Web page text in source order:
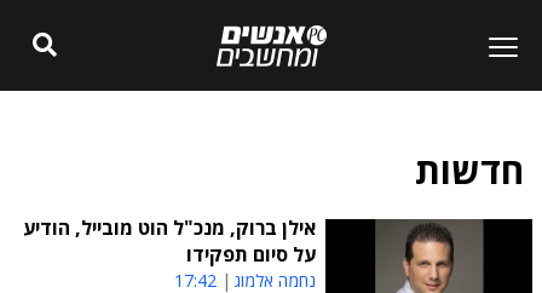
חדשות
אילן ברוק, מנכ"ל הוט מובייל, הודיע
על סיום תפקידו
נחמה אלמוג 17:42